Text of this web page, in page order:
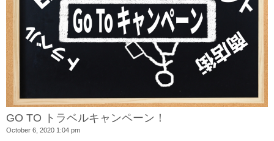
GO TO トラベルキャンペーン！
October 6, 2020 1:04 pm